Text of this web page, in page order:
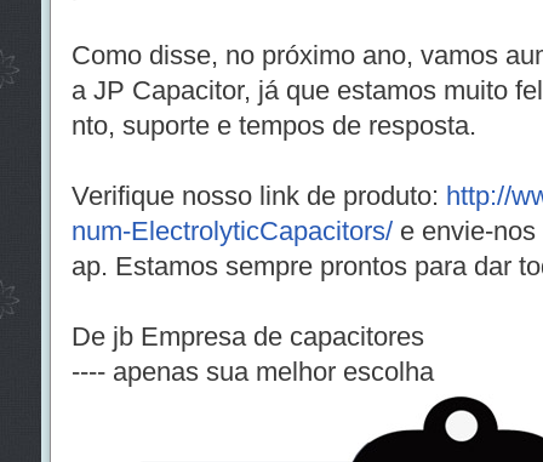
Como disse, no próximo ano, vamos
a JP Capacitor, já que estamos muito
nto, suporte e tempos de resposta.
Verifique nosso link de produto: http://
num-ElectrolyticCapacitors/ e envie-
ap. Estamos sempre prontos para dar
De jb Empresa de capacitores
---- apenas sua melhor escolha